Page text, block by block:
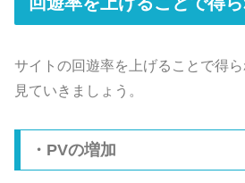
サイトの回遊率を上げることで得
見ていきましょう。
・PVの増加